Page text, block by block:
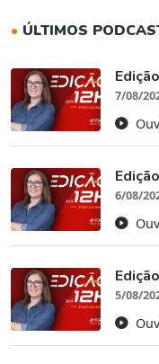
• ÚLTIMOS
7/08/
6/08/
5/08/